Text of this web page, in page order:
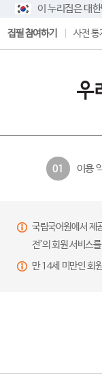
이 누리집은 대
집필 참여하기 사전 통
01 이용
국립국어원에서 제
전’의 회원 서비스
만 14세 미만인 회